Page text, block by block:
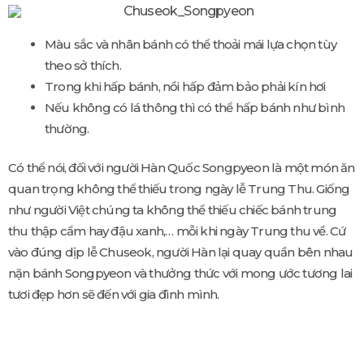
Màu sắc và nhân bánh có thể thoải mái lựa chọn tùy
theo sở thích.
Trong khi hấp bánh, nồi hấp đảm bảo phải kín hơi
Nếu không có lá thông thì có thể hấp bánh như bình
thường.
Có thể nói, đối với người Hàn Quốc Songpyeon là một món ăn
quan trọng không thể thiếu trong ngày lễ Trung Thu. Giống
như người Việt chúng ta không thể thiếu chiếc bánh trung
thu thập cẩm hay đậu xanh,… mỗi khi ngày Trung thu về. Cứ
vào đúng dịp lễ Chuseok, người Hàn lại quay quần bên nhau
nặn bánh Songpyeon và thưởng thức với mong ước tương lai
tươi đẹp hơn sẽ đến với gia đình mình.